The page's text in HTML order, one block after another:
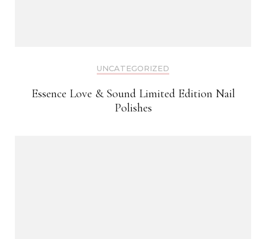
UNCATEGORIZED
Essence Love & Sound Limited Edition Nail
Polishes